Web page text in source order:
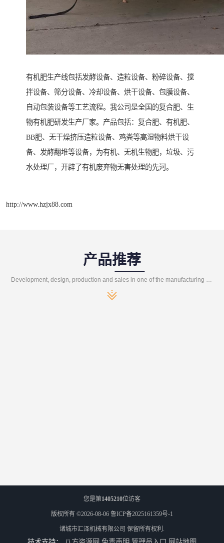
有机肥生产线包括发酵设备、造粒设备、粉碎设备、搅
拌设备、筛分设备、冷却设备、烘干设备、包膜设备、
自动包装设备等工艺流程。我公司是全国的复合肥、生
物有机肥研发生产厂家。产品包括：复合肥、有机肥、
BB肥、无干燥挤压造粒设备、鸡粪等高湿物料烘干设
备、发酵翻堆等设备，为有机、无机生物肥，垃圾、污
水处理厂，开辟了有机废弃物无害处理的先河。
http://www.hzjx88.com
产品推荐
Development, design, production and sales in one of the manufacturing enterprises
您是第1405210位访客
版权所有 ©2026-08-06 鲁ICP备2025161359号-1
诸城市汇泽机械有限公司 保留所有权利.